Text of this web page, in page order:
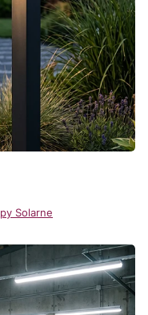
Solarne